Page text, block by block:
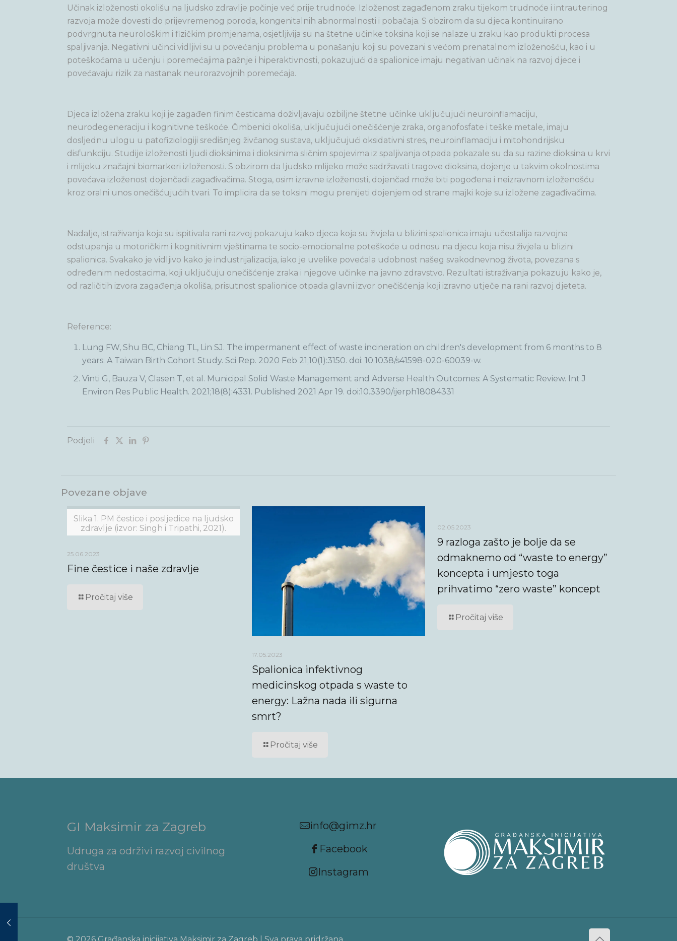
Učinak izloženosti okolišu na ljudsko zdravlje počinje već prije trudnoće. Izloženost zagađenom zraku tijekom trudnoće i intrauterinog
razvoja može dovesti do prijevremenog poroda, kongenitalnih abnormalnosti i pobačaja. S obzirom da su djeca kontinuirano
podvrgnuta neurološkim i fizičkim promjenama, osjetljivija su na štetne učinke toksina koji se nalaze u zraku kao produkti procesa
spaljivanja. Negativni učinci vidljivi su u povećanju problema u ponašanju koji su povezani s većom prenatalnom izloženošću, kao i u
poteškoćama u učenju i poremećajima pažnje i hiperaktivnosti, pokazujući da spalionice imaju negativan učinak na razvoj djece i
povećavaju rizik za nastanak neurorazvojnih poremećaja.
Djeca izložena zraku koji je zagađen finim česticama doživljavaju ozbiljne štetne učinke uključujući neuroinflamaciju,
neurodegeneraciju i kognitivne teškoće. Čimbenici okoliša, uključujući onečišćenje zraka, organofosfate i teške metale, imaju
dosljednu ulogu u patofiziologiji središnjeg živčanog sustava, uključujući oksidativni stres, neuroinflamaciju i mitohondrijsku
disfunkciju. Studije izloženosti ljudi dioksinima i dioksinima sličnim spojevima iz spaljivanja otpada pokazale su da su razine dioksina u krvi
i mlijeku značajni biomarkeri izloženosti. S obzirom da ljudsko mlijeko može sadržavati tragove dioksina, dojenje u takvim okolnostima
povećava izloženost dojenčadi zagađivačima. Stoga, osim izravne izloženosti, dojenčad može biti pogođena i neizravnom izloženošću
kroz oralni unos onečišćujućih tvari. To implicira da se toksini mogu prenijeti dojenjem od strane majki koje su izložene zagađivačima.
Nadalje, istraživanja koja su ispitivala rani razvoj pokazuju kako djeca koja su živjela u blizini spalionica imaju učestalija razvojna
odstupanja u motoričkim i kognitivnim vještinama te socio-emocionalne poteškoće u odnosu na djecu koja nisu živjela u blizini
spalionica. Svakako je vidljivo kako je industrijalizacija, iako je uvelike povećala udobnost našeg svakodnevnog života, povezana s
određenim nedostacima, koji uključuju onečišćenje zraka i njegove učinke na javno zdravstvo. Rezultati istraživanja pokazuju kako je,
od različitih izvora zagađenja okoliša, prisutnost spalionice otpada glavni izvor onečišćenja koji izravno utječe na rani razvoj djeteta.
Reference:
Lung FW, Shu BC, Chiang TL, Lin SJ. The impermanent effect of waste incineration on children's development from 6 months to 8
years: A Taiwan Birth Cohort Study. Sci Rep. 2020 Feb 21;10(1):3150. doi: 10.1038/s41598-020-60039-w.
Vinti G, Bauza V, Clasen T, et al. Municipal Solid Waste Management and Adverse Health Outcomes: A Systematic Review. Int J
Environ Res Public Health. 2021;18(8):4331. Published 2021 Apr 19. doi:10.3390/ijerph18084331
Podjeli
Povezane objave
Slika 1. PM čestice i posljedice na ljudsko
zdravlje (izvor: Singh i Tripathi, 2021).
25.06.2023
Fine čestice i naše zdravlje
Pročitaj više
17.05.2023
Spalionica infektivnog
medicinskog otpada s waste to
energy: Lažna nada ili sigurna
smrt?
Pročitaj više
02.05.2023
9 razloga zašto je bolje da se
odmaknemo od “waste to energy”
koncepta i umjesto toga
prihvatimo “zero waste” koncept
Pročitaj više
GI Maksimir za Zagreb
Udruga za održivi razvoj civilnog
društva
info@gimz.hr
Facebook
Instagram